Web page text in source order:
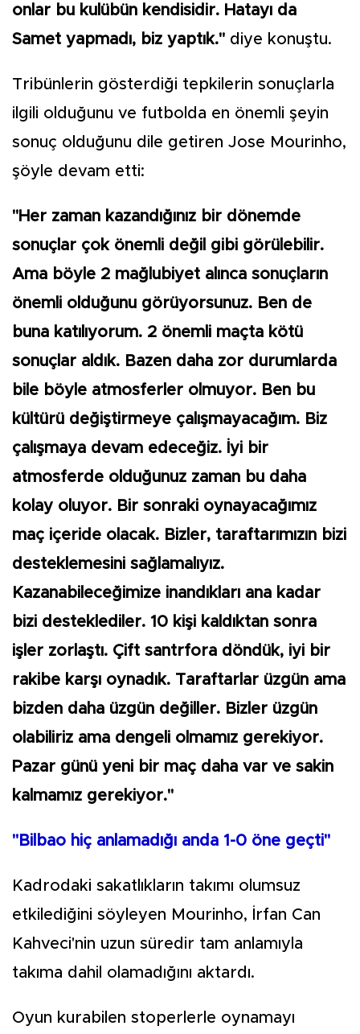
onlar bu kulübün kendisidir. Hatayı da
Samet yapmadı, biz yaptık." diye konuştu.
Tribünlerin gösterdiği tepkilerin sonuçlarla
ilgili olduğunu ve futbolda en önemli şeyin
sonuç olduğunu dile getiren Jose Mourinho,
şöyle devam etti:
"Her zaman kazandığınız bir dönemde
sonuçlar çok önemli değil gibi görülebilir.
Ama böyle 2 mağlubiyet alınca sonuçların
önemli olduğunu görüyorsunuz. Ben de
buna katılıyorum. 2 önemli maçta kötü
sonuçlar aldık. Bazen daha zor durumlarda
bile böyle atmosferler olmuyor. Ben bu
kültürü değiştirmeye çalışmayacağım. Biz
çalışmaya devam edeceğiz. İyi bir
atmosferde olduğunuz zaman bu daha
kolay oluyor. Bir sonraki oynayacağımız
maç içeride olacak. Bizler, taraftarımızın bizi
desteklemesini sağlamalıyız.
Kazanabileceğimize inandıkları ana kadar
bizi desteklediler. 10 kişi kaldıktan sonra
işler zorlaştı. Çift santrfora döndük, iyi bir
rakibe karşı oynadık. Taraftarlar üzgün ama
bizden daha üzgün değiller. Bizler üzgün
olabiliriz ama dengeli olmamız gerekiyor.
Pazar günü yeni bir maç daha var ve sakin
kalmamız gerekiyor."
"Bilbao hiç anlamadığı anda 1-0 öne geçti"
Kadrodaki sakatlıkların takımı olumsuz
etkilediğini söyleyen Mourinho, İrfan Can
Kahveci'nin uzun süredir tam anlamıyla
takıma dahil olamadığını aktardı.
Oyun kurabilen stoperlerle oynamayı